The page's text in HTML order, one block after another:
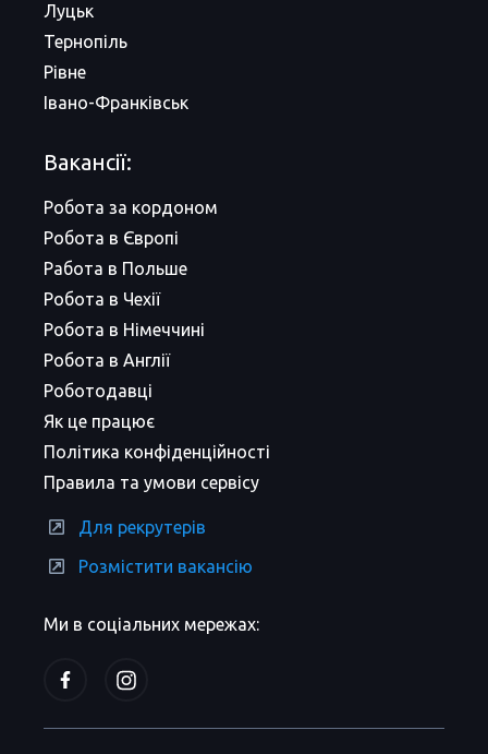
Ми в соціальних мережах:
Луцьк
Тернопіль
Рівне
Івано-Франківськ
Вакансії:
Робота за кордоном
Робота в Європі
Работа в Польше
Робота в Чехії
Робота в Німеччині
Робота в Англії
Роботодавці
Як це працює
Політика конфіденційності
Правила та умови сервісу
Для рекрутерів
Розмістити вакансію